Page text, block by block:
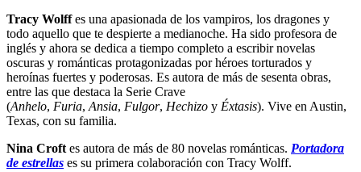
Tracy Wolffes una apasionada de los vampiros, los dragones y
todo aquello que te despierte a medianoche. Ha sido profesora de
inglés y ahora se dedica a tiempo completo a escribir novelas
oscuras y románticas protagonizadas por héroes torturados y
heroínas fuertes y poderosas. Es autora de más de sesenta obras,
entre las que destaca la Serie Crave
(Anhelo, Furia, Ansia, Fulgor, Hechizo y Éxtasis). Vive en Austin,
Texas, con su familia.
Nina Croft es autora de más de 80 novelas románticas. Portadora
de estrellas es su primera colaboración con Tracy Wolff.